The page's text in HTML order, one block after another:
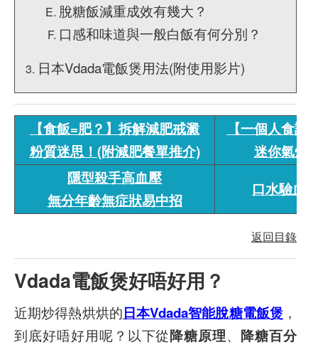
脫糖飯減重成效有幾大？
口感和味道與一般白飯有何分別？
日本Vdada電飯煲用法(附使用影片)
【食飯=肥？】拆解減肥戒澱
粉質迷思！(附減肥餐單推介)
【一個人食譜
迷你氣炸
隱型殺手高血壓
無分年齡無症狀易中招
口水驗血
返回目錄
Vdada電飯煲好唔好用？
近期炒得熱烘烘的日本Vdada智能脫糖電飯煲 ，
到底好唔好用呢？以下從降糖原理、 降糖百分